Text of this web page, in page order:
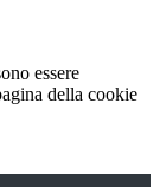
essere
della cookie